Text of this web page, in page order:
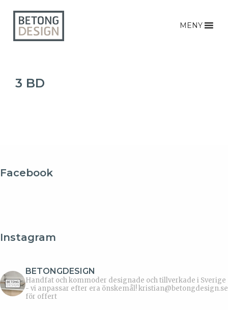
MENY
3 BD
Facebook
Instagram
BETONGDESIGN
Handfat och kommoder designade och tillverkade i Sverige
- vi anpassar efter era önskemål!kristian@betongdesign.se
för offert